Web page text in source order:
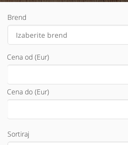
Brend
Cena od (Eur)
Cena do (Eur)
Sortiraj